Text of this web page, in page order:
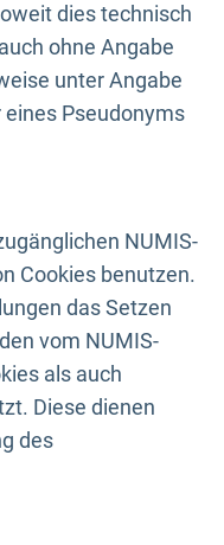
dies technisch
ohne Angabe
unter Angabe
Pseudonyms
NUMIS-
Cookies benutzen.
das Setzen
vom NUMIS-
als auch
Diese dienen
des